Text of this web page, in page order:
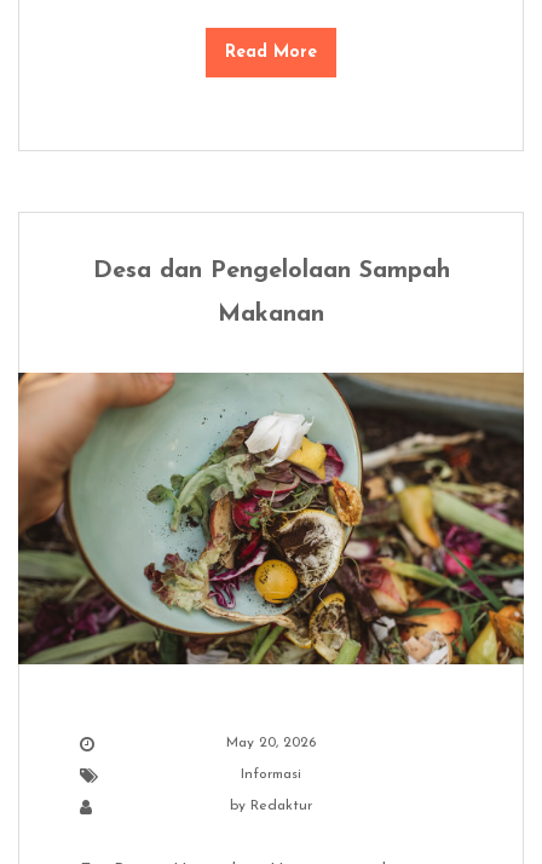
Read More
Desa dan Pengelolaan Sampah
Makanan
May 20, 2026
Informasi
by Redaktur